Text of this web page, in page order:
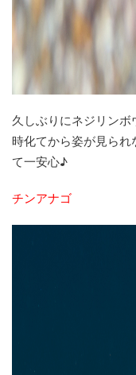
久しぶりにネジリンボ
時化てから姿が見られ
て一安心♪
チンアナゴ